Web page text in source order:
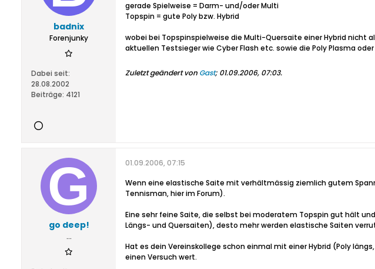
badnix
Forenjunky
Dabei seit:
28.08.2002
Beiträge: 4121
gerade Spielweise = Darm- und/oder Multi
Topspin = gute Poly bzw. Hybrid
wobei bei Topspinspielweise die Multi-Quersaite einer Hybrid
aktuellen Testsieger wie Cyber Flash etc. sowie die Poly Plasma oder
Zuletzt geändert von Gast; 01.09.2006, 07:03.
go deep!
...
01.09.2006, 07:15
Wenn eine elastische Saite mit verhältmässig ziemlich gutem
Tennisman, hier im Forum).
Eine sehr feine Saite, die selbst bei moderatem Topspin gut hält
Längs- und Quersaiten), desto mehr werden elastische Saiten
Hat es dein Vereinskollege schon einmal mit einer Hybrid (Poly
einen Versuch wert.